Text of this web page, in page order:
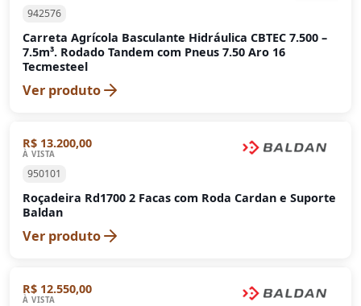
942576
Carreta Agrícola Basculante Hidráulica CBTEC 7.500 –
7.5m³. Rodado Tandem com Pneus 7.50 Aro 16
Tecmesteel
Ver produto
R$ 13.200,00
À VISTA
950101
Roçadeira Rd1700 2 Facas com Roda Cardan e Suporte
Baldan
Ver produto
R$ 12.550,00
À VISTA